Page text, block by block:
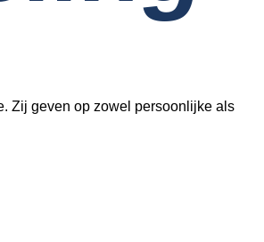
Zij geven op zowel persoonlijke als